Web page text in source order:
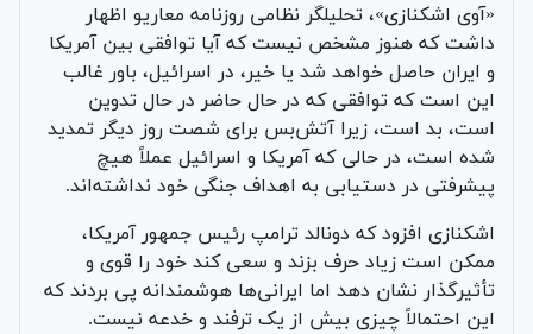
«آوی اشکنازی»، تحلیلگر نظامی روزنامه معاریو اظهار
داشت که هنوز مشخص نیست که آیا توافقی بین آمریکا
و ایران حاصل خواهد شد یا خیر، در اسرائیل، باور غالب
این است که توافقی که در حال حاضر در حال تدوین
است، بد است، زیرا آتش‌بس برای شصت روز دیگر تمدید
شده است، در حالی که آمریکا و اسرائیل عملاً هیچ
پیشرفتی در دستیابی به اهداف جنگی خود نداشته‌اند.
اشکنازی افزود که دونالد ترامپ رئیس جمهور آمریکا،
ممکن است زیاد حرف بزند و سعی کند خود را قوی و
تأثیرگذار نشان دهد اما ایرانی‌ها هوشمندانه پی بردند که
این احتمالاً چیزی بیش از یک ترفند و خدعه نیست.